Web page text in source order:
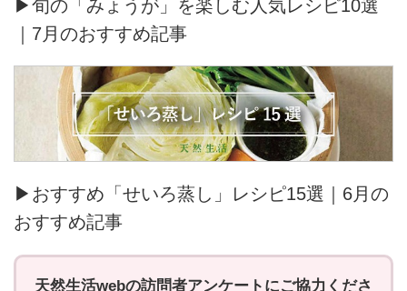
▶旬の「みょうが」を楽しむ人気レシピ10選
｜7月のおすすめ記事
▶おすすめ「せいろ蒸し」レシピ15選｜6月の
おすすめ記事